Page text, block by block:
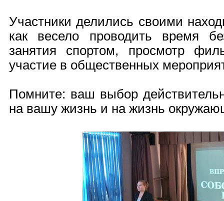
Участники делились своими
как весело проводить время
занятия спортом, просмотр
участие в общественных
Помните: ваш выбор
на вашу жизнь и на жизнь